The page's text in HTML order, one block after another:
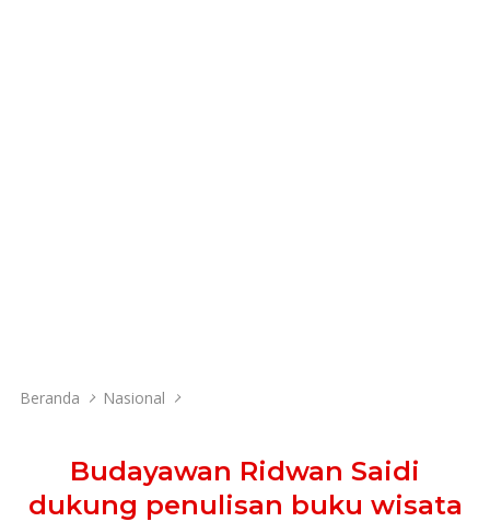
Beranda Nasional
Budayawan Ridwan Saidi
dukung penulisan buku wisata